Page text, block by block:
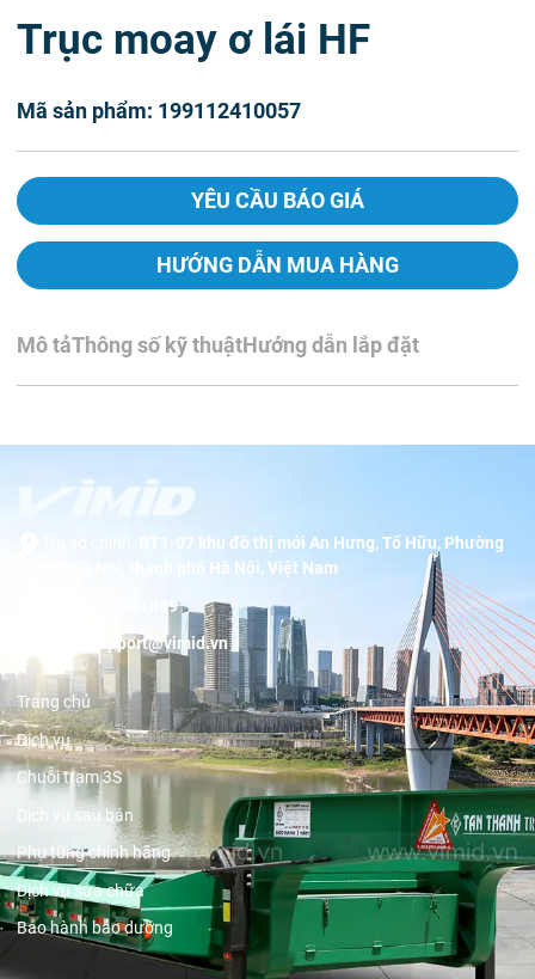
Trục moay ơ lái HF
Mã sản phẩm: 199112410057
YÊU CẦU BÁO GIÁ
HƯỚNG DẪN MUA HÀNG
Mô tảThông số kỹ thuậtHướng dẫn lắp đặt
BT1-07 khu đô thị mới An Hưng, Tố Hữu, Phường
Dương Nội, thành phố Hà Nội, Việt Nam
19001089
support@vimid.vn
Trang chủ
Dịch vụ
Chuỗi trạm 3S
Dịch vụ sau bán
Phụ tùng chính hãng
Dịch vụ sửa chữa
Bảo hành bảo dưỡng